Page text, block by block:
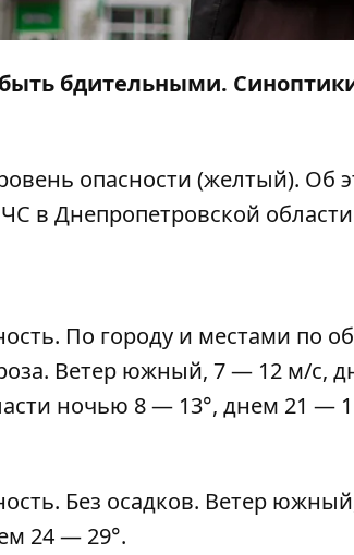
бдительными.
опасности (желтый). Об
в Днепропетровской
По городу и местами по
Ветер южный, 7 — 12 м/с,
ночью 8 — 13°, днем 21 —
Без осадков. Ветер
24 — 29°.